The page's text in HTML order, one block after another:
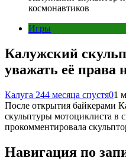
космонавтиков
Игры
Калужский
уважать её права
Калуга 244 месяца спустя01
После открытия байкерами
скульптуры мотоциклиста в
прокомментировала
Навигация по